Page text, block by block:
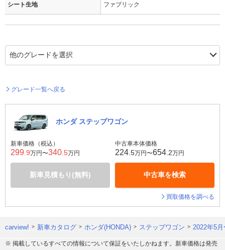
シート生地 ファブリック
グレード一覧へ戻る
ホンダ ステップワゴン
新車価格（税込）
299 .9万円〜340 .5万円
新車見積もり(無料)
中古車本体価格
224 .5万円〜654 .2万円
中古車を検索
買取価格を調べる
carview! 新車カタログ ホンダ(HONDA) ステップワゴン 2022年5
※ 掲載しているすべての情報について保証をいたしかねます。新車価格は発売